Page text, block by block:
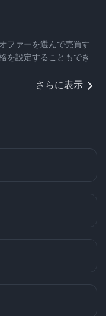
ファーを選んで売買す
を設定することもでき
さらに表示